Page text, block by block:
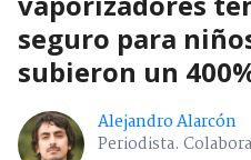
seguro para
subieron un
Alejandro Alarcón
Periodista.